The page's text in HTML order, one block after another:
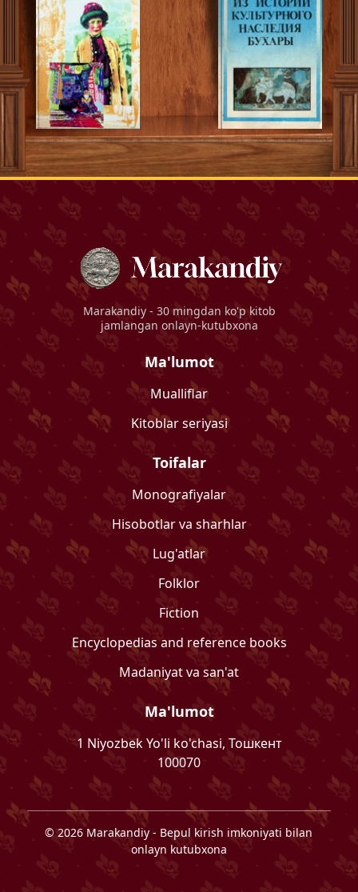
Marakandiy - 30 mingdan ko'p kitob
jamlangan onlayn-kutubxona
Ma'lumot
Mualliflar
Kitoblar seriyasi
Toifalar
Monografiyalar
Hisobotlar va sharhlar
Lug'atlar
Folklor
Fiction
Encyclopedias and reference books
Madaniyat va san'at
Ma'lumot
1 Niyozbek Yo'li ko'chasi, Тошкент
100070
©2026 Marakandiy- Bepul kirish imkoniyati bilan
onlayn kutubxona